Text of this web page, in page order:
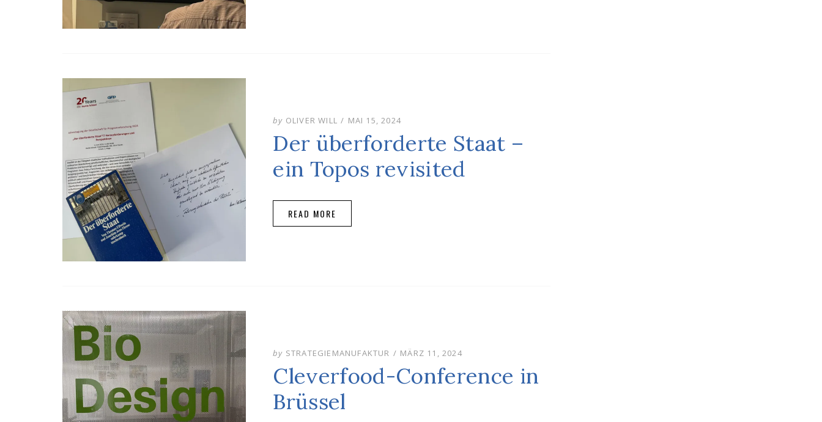
by OLIVER WILL
POSTED
MAI 15, 2024
Der überforderte Staat –
ein Topos revisited
READ MORE
by STRATEGIEMANUFAKTUR
POSTED
ON
MÄRZ 11, 2024
Cleverfood-Conference in
Brüssel